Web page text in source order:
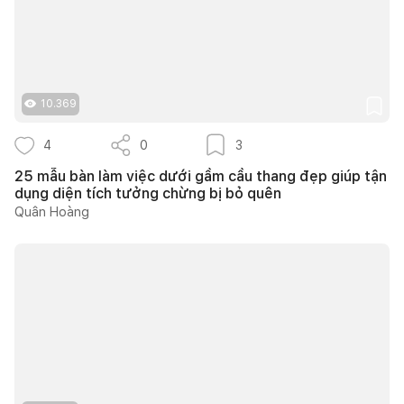
10.369
4 0 3
25 mẫu bàn làm việc dưới gầm cầu thang đẹp giúp tận
dụng diện tích tưởng chừng bị bỏ quên
Quân Hoàng